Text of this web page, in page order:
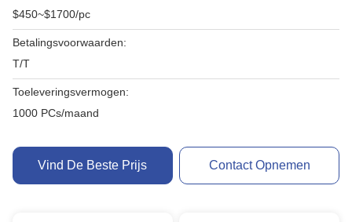
$450~$1700/pc
Betalingsvoorwaarden:
T/T
Toeleveringsvermogen:
1000 PCs/maand
Vind De Beste Prijs Contact Opnemen